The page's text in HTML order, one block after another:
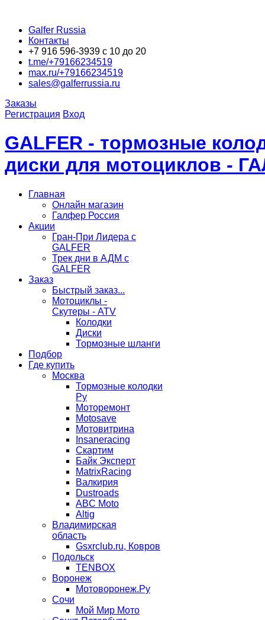
Galfer Russia
Контакты
+7 916 596-3939 с 10 до 20
t.me/+79166234519
max.ru/+79166234519
sales@galferrussia.ru
Заказы
Регистрация Вход
GALFER - тормозные
диски для мотоциклов -
Главная
Онлайн магазин
Галфер Россия
Акции
Гран-При Лидера c
GALFER
Трек дни в АДМ с
GALFER
Заказ
Быстрый заказ...
Мотоциклы -
Скутеры - ATV
Колодки
Диски
Тормозные шланги
Подбор
Где купить
Москва
Тормозные колодки
Ру
Моторемонт
Motosave
Мотовитрина
Insaneracing
Скартим
Байк Эксперт
MatrixRacing
Валкирия
Dustroads
ABC Moto
Altig
Владимирская
область
Gsxrclub.ru, Ковров
Подольск
TENBOX
Воронеж
Мотоворонеж.Ру
Сочи
Мой Мир Мото